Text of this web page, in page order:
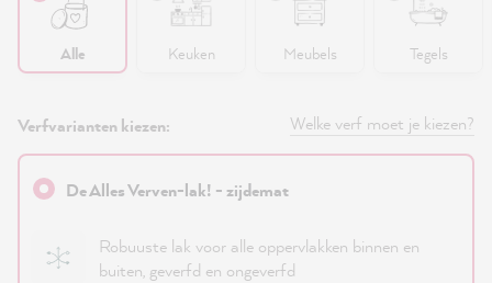
Alle Keuken Meubels Tegels
Verfvarianten kiezen: Welke verf moet je kiezen?
De Alles Verven-lak! - zijdemat
Robuuste lak voor alle oppervlakken binnen en
buiten, geverfd en ongeverfd